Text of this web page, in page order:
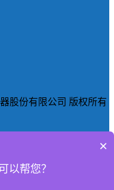
股份有限公司 版权所有
×
以帮您？